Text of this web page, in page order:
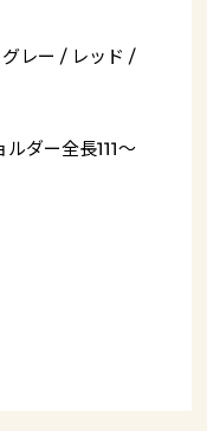
レー / レッド /
ダー全長111～